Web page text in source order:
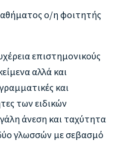
ο/η φοιτητής
επιστημονικούς
αλλά και
και
των ειδικών
άνεση και ταχύτητα
γλωσσών με σεβασμό